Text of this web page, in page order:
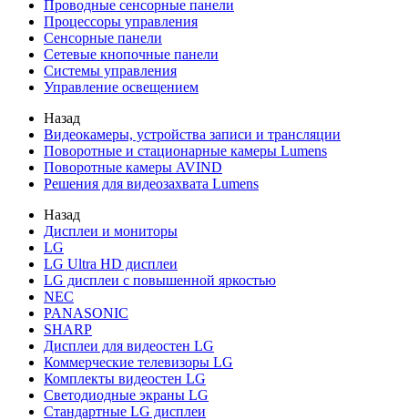
Проводные сенсорные панели
Процессоры управления
Сенсорные панели
Сетевые кнопочные панели
Системы управления
Управление освещением
Назад
Видеокамеры, устройства записи и трансляции
Поворотные и стационарные камеры Lumens
Поворотные камеры AVIND
Решения для видеозахвата Lumens
Назад
Дисплеи и мониторы
LG
LG Ultra HD дисплеи
LG дисплеи с повышенной яркостью
NEC
PANASONIC
SHARP
Дисплеи для видеостен LG
Коммерческие телевизоры LG
Комплекты видеостен LG
Светодиодные экраны LG
Стандартные LG дисплеи